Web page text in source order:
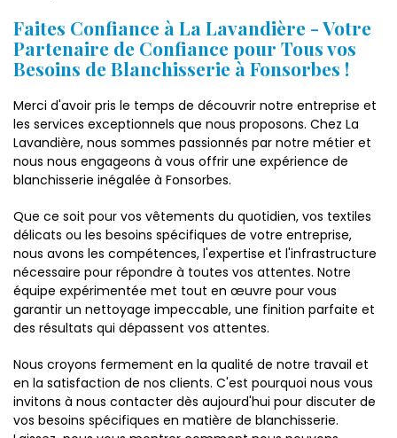
Faites Confiance à La Lavandière - Votre
Partenaire de Confiance pour Tous vos
Besoins de Blanchisserie à Fonsorbes !
Merci d'avoir pris le temps de découvrir notre entreprise et
les services exceptionnels que nous proposons. Chez La
Lavandière, nous sommes passionnés par notre métier et
nous nous engageons à vous offrir une expérience de
blanchisserie inégalée à Fonsorbes.
Que ce soit pour vos vêtements du quotidien, vos textiles
délicats ou les besoins spécifiques de votre entreprise,
nous avons les compétences, l'expertise et l'infrastructure
nécessaire pour répondre à toutes vos attentes. Notre
équipe expérimentée met tout en œuvre pour vous
garantir un nettoyage impeccable, une finition parfaite et
des résultats qui dépassent vos attentes.
Nous croyons fermement en la qualité de notre travail et
en la satisfaction de nos clients. C'est pourquoi nous vous
invitons à nous contacter dès aujourd'hui pour discuter de
vos besoins spécifiques en matière de blanchisserie.